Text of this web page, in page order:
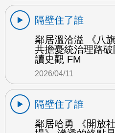
隔壁住了誰
鄰居溫洽溢 《八
共擔憂統治理路
讀史觀 FM
2026/04/11
隔壁住了誰
鄰居哈勇 《開放